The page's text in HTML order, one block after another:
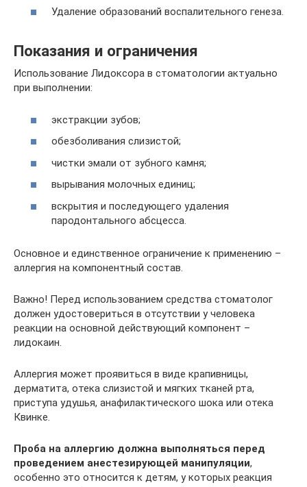
Удаление образований воспалительного генеза.
Показания и ограничения
Использование Лидоксора в стоматологии актуально
при выполнении:
экстракции зубов;
обезболивания слизистой;
чистки эмали от зубного камня;
вырывания молочных единиц;
вскрытия и последующего удаления
пародонтального абсцесса.
Основное и единственное ограничение к применению –
аллергия на компонентный состав.
Важно! Перед использованием средства стоматолог
должен удостовериться в отсутствии у человека
реакции на основной действующий компонент –
лидокаин.
Аллергия может проявиться в виде крапивницы,
дерматита, отека слизистой и мягких тканей рта,
приступа удушья, анафилактического шока или отека
Квинке.
Проба на аллергию должна выполняться перед
проведением анестезирующей манипуляции,
особенно это относится к детям, у которых реакция